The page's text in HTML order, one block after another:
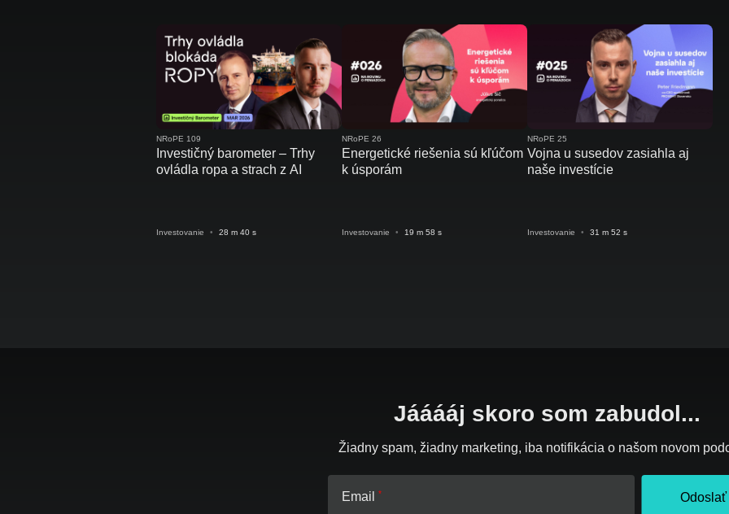
NRoPE 109
Investičný barometer – Trhy
ovládla ropa a strach z AI
Investovanie • 28 m 40 s
NRoPE 26
Energetické riešenia sú kľúčom
k úsporám
Investovanie • 19 m 58 s
NRoPE 25
Vojna u susedov zasiahla aj
naše investície
Investovanie • 31 m 52 s
Jááááj skoro som zabudol...
Žiadny spam, žiadny marketing, iba notifikácia o našom novom
Email Odoslať